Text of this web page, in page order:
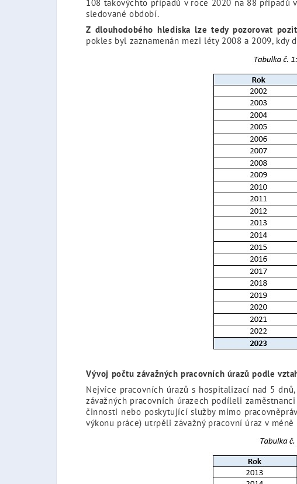
108 takovýchto případů v roce 2020 na 88 případů
sledované období.
Z dlouhodobého hlediska lze tedy pozorovat
pokles byl zaznamenán mezi léty 2008 a 2009,
Vývoj počtu závažných pracovních úrazů podle
Nejvíce pracovních úrazů s hospitalizací nad 5
závažných pracovních úrazech podíleli
činnosti nebo poskytující služby mimo
výkonu práce) utrpěli závažný pracovní úraz v